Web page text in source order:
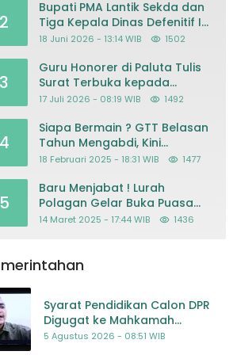
2
Bupati PMA Lantik Sekda dan
Tiga Kepala Dinas Defenitif Ini
orangnya
18 Juni 2026 - 13:14 WIB 1502
3
Guru Honorer di Paluta Tulis
Surat Terbuka kepada
Presiden Prabowo, Mohon
Kriminalisasi
17 Juli 2026 - 08:19 WIB 1492
Siapa Bermain ? GTT Belasan
Tahun Mengabdi, Kini
Dikeluarkan Sepihak Dari
18 Februari 2025 - 18:31 WIB 1477
Baru Menjabat ! Lurah
Polagan Gelar Buka Puasa
Bersama
14 Maret 2025 - 17:44 WIB 1436
Syarat Pendidikan Calon DPR
Digugat ke Mahkamah
Konstitusi
5 Agustus 2026 - 08:51 WIB